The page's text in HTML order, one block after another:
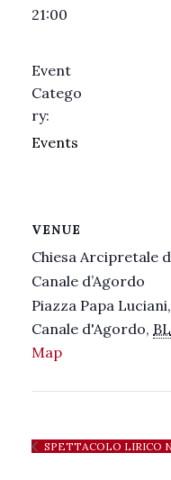
21:00
Event
Catego
ry:
Events
VENUE
Chiesa Arcipretale
Canale d’Agordo
Piazza Papa
Canale d'Agordo, BL
Map
SPETTACOLO LIRICO